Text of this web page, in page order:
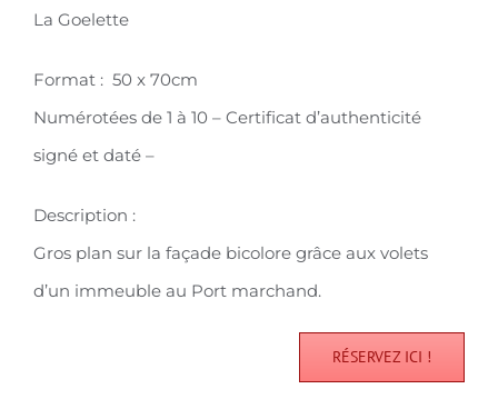
La Goelette
Format : 50 x 70cm
Numérotées de 1 à 10 – Certificat d’authenticité
signé et daté –
Description :
Gros plan sur la façade bicolore grâce aux volets
d’un immeuble au Port marchand.
RÉSERVEZ ICI !